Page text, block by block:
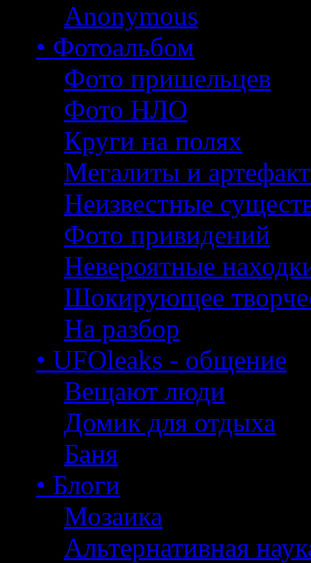
Anonymous
• Фотоальбом
Фото пришельцев
Фото НЛО
Круги на полях
Мегалиты и
Неизвестные
Фото привидений
Невероятные
Шокирующее
На разбор
• UFOleaks - общение
Вещают люди
Домик для отдыха
Баня
• Блоги
Мозаика
Альтернативная